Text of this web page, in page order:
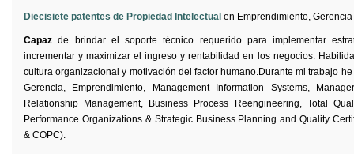
Diecisiete patentes de Propiedad Intelectual en Emprendimiento,
Capaz de brindar el soporte técnico requerido para implementar
incrementar y maximizar el ingreso y rentabilidad en los negocios.
cultura organizacional y motivación del factor humano. Durante mitrabajo he
Gerencia
Emprendimiento , Management Information Systems,
Relationship Management, Business Process Reengineering, Total
Performance Organizations & Strategic Business Planning and Quality
& COPC).